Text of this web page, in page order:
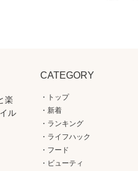
楽
ル
CATEGORY
トップ
新着
ランキング
ライフハック
フード
ビューティ